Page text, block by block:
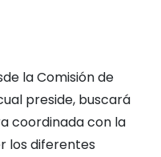
la Comisión de
preside, buscará
coordinada con la
los diferentes